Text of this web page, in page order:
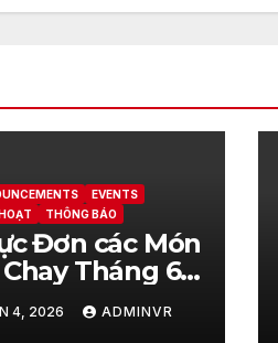
EVENTS
THÔNG BÁO
Đơn các Món
Tháng 6
Chùa – June
– Vegetarian
4, 2026 ADMINVR